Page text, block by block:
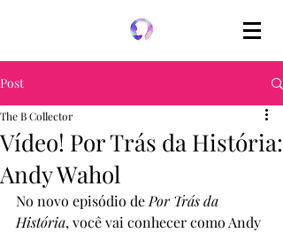
Post
Vídeo! Por Trás da História:
Andy Wahol
The B Collector
No novo episódio de Por Trás da
História, você vai conhecer como Andy